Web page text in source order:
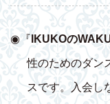
◉『 IKUKOの
性のためのダン
スです。入会し